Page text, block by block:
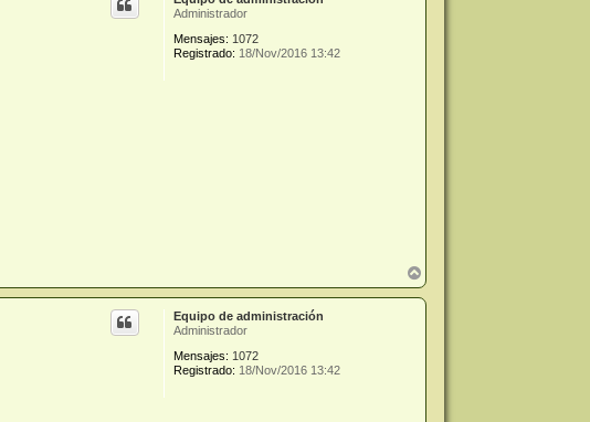
Administrador
Mensajes: 1072
Registrado: 18/Nov/2016 13:42
r
r
Equipo de administración
Administrador
Mensajes: 1072
Registrado: 18/Nov/2016 13:42